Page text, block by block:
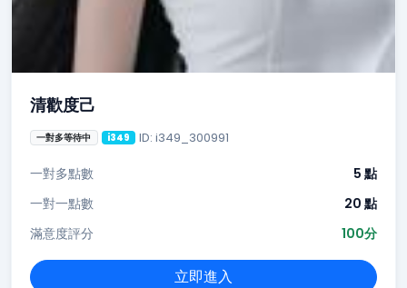
清歡度己
一對多等待中 i349 ID: i349_300991
一對多點數
5 點
一對一點數
20 點
滿意度評分
100分
立即進入